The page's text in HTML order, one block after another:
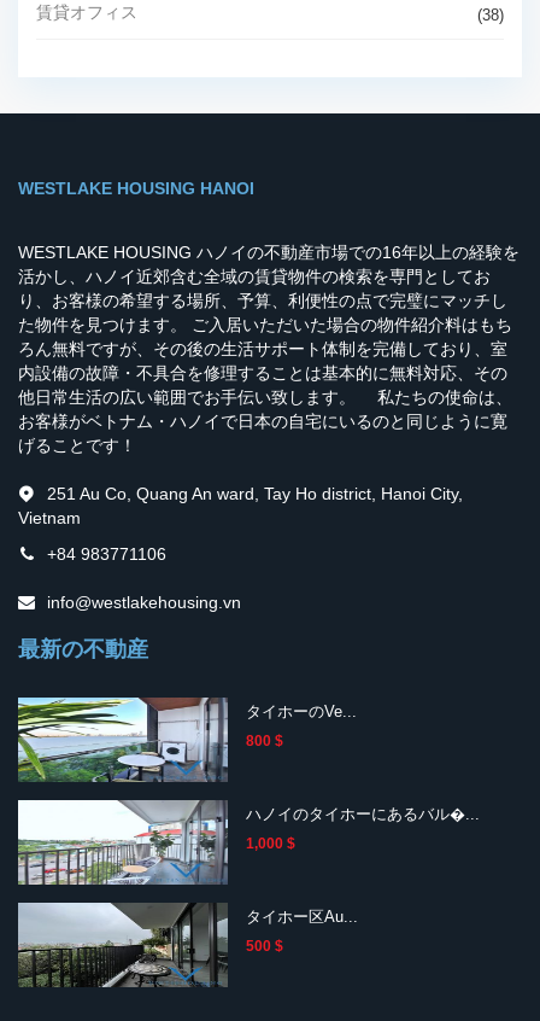
賃貸オフィス (38)
WESTLAKE HOUSING HANOI
WESTLAKE HOUSING ハノイの不動産市場での16年以上の経験を
活かし、ハノイ近郊含む全域の賃貸物件の検索を専門としてお
り、お客様の希望する場所、予算、利便性の点で完璧にマッチし
た物件を見つけます。 ご入居いただいた場合の物件紹介料はもち
ろん無料ですが、その後の生活サポート体制を完備しており、室
内設備の故障・不具合を修理することは基本的に無料対応、その
他日常生活の広い範囲でお手伝い致します。 私たちの使命は、
お客様がベトナム・ハノイで日本の自宅にいるのと同じように寛
げることです！
251 Au Co, Quang An ward, Tay Ho district, Hanoi City,
Vietnam
+84 983771106
info@westlakehousing.vn
最新の不動産
タイホーのVe...
800 $
ハノイのタイホーにあるバル�...
1,000 $
タイホー区Au...
500 $